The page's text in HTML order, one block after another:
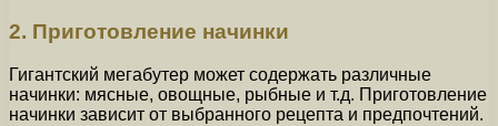
2. Приготовление начинки
Гигантский мегабутер может содержать различные
начинки: мясные, овощные, рыбные и т.д. Приготовление
начинки зависит от выбранного рецепта и предпочтений.